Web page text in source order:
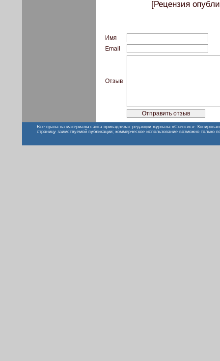
[Рецензия
Имя
Email
Отзыв
Все права на материалы сайта принадлежат редакции журнала «Скепсис».
страницу заимствуемой публикации; коммерческое использование возможно только